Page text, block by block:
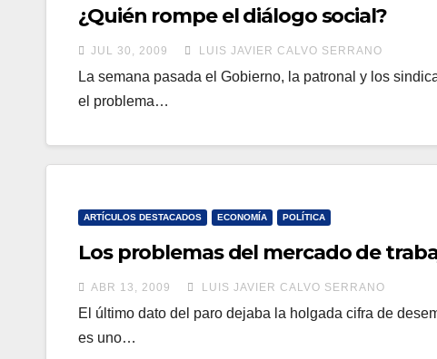
¿Quién rompe el diálogo social?
JUL 30, 2009 LUIS JAVIER CALVO SERRANO
La semana pasada el Gobierno, la patronal y los
el problema…
ARTÍCULOS DESTACADOS ECONOMÍA POLÍTICA
Los problemas del mercado de
ABR 13, 2009 LUIS JAVIER CALVO SERRANO
El último dato del paro dejaba la holgada cifra de
es uno…